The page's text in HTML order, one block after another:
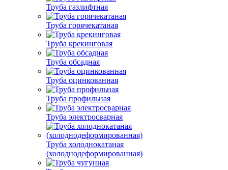
Труба газлифтная
Труба горячекатаная
Труба крекинговая
Труба обсадная
Труба оцинкованная
Труба профильная
Труба электросварная
Труба холоднокатаная
(холоднодеформированная)